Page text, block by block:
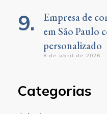
Empresa de
em São Paulo
personalizado
8 de abril de 2026
Categorias